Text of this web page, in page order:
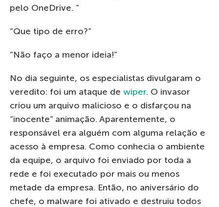
pelo OneDrive. ”
“Que tipo de erro?”
“Não faço a menor ideia!”
No dia seguinte, os especialistas divulgaram o
veredito: foi um ataque de wiper. O invasor
criou um arquivo malicioso e o disfarçou na
“inocente” animação. Aparentemente, o
responsável era alguém com alguma relação e
acesso à empresa. Como conhecia o ambiente
da equipe, o arquivo foi enviado por toda a
rede e foi executado por mais ou menos
metade da empresa. Então, no aniversário do
chefe, o malware foi ativado e destruiu todos